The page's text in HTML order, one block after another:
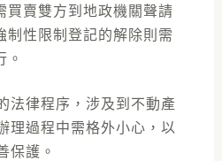
買賣雙方到地政機關聲請
制性限制登記的解除則需
。
法律程序，涉及到不動產
理過程中需格外小心，以
保護。